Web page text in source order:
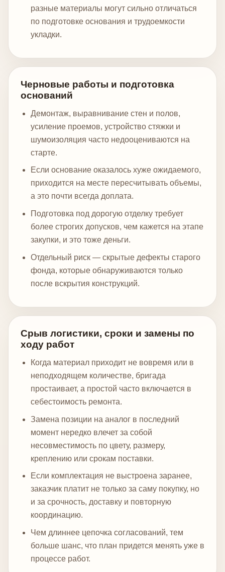
разные материалы могут сильно отличаться
по подготовке основания и трудоемкости
укладки.
Черновые работы и подготовка
оснований
Демонтаж, выравнивание стен и полов,
усиление проемов, устройство стяжки и
шумоизоляция часто недооцениваются на
старте.
Если основание оказалось хуже ожидаемого,
приходится на месте пересчитывать объемы,
а это почти всегда доплата.
Подготовка под дорогую отделку требует
более строгих допусков, чем кажется на этапе
закупки, и это тоже деньги.
Отдельный риск — скрытые дефекты старого
фонда, которые обнаруживаются только
после вскрытия конструкций.
Срыв логистики, сроки и замены по
ходу работ
Когда материал приходит не вовремя или в
неподходящем количестве, бригада
простаивает, а простой часто включается в
себестоимость ремонта.
Замена позиции на аналог в последний
момент нередко влечет за собой
несовместимость по цвету, размеру,
креплению или срокам поставки.
Если комплектация не выстроена заранее,
заказчик платит не только за саму покупку, но
и за срочность, доставку и повторную
координацию.
Чем длиннее цепочка согласований, тем
больше шанс, что план придется менять уже в
процессе работ.